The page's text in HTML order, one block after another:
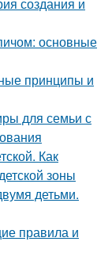
создания и
основные
принципы и
для семьи с
Как
зоны
детьми.
правила и